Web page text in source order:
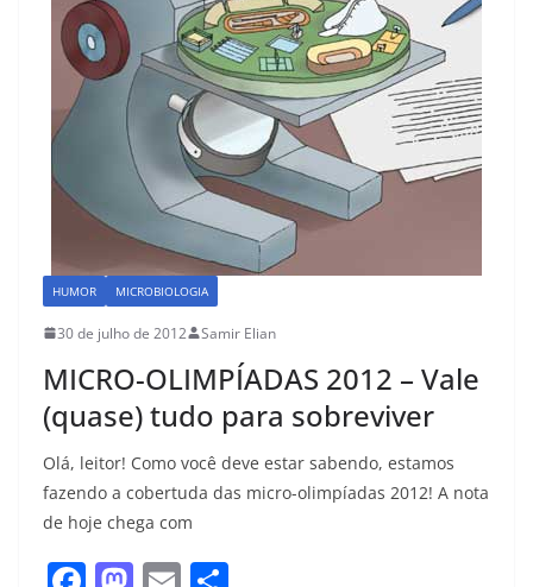
HUMOR MICROBIOLOGIA
30 de julho de 2012 Samir Elian
MICRO-OLIMPÍADAS 2012 – Vale
(quase) tudo para sobreviver
Olá, leitor! Como você deve estar sabendo, estamos
fazendo a cobertuda das micro-olimpíadas 2012! A nota
de hoje chega com